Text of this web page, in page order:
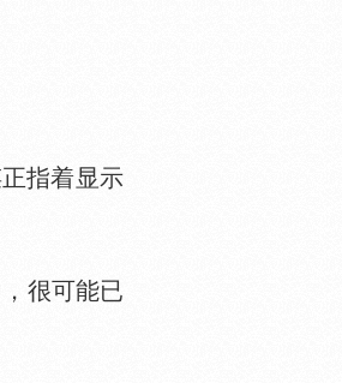
指着显示
很可能已